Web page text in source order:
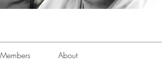
Members About